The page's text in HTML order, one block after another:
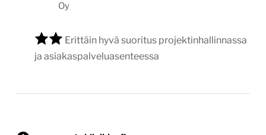
Oy
Erittäin hyvä suoritus projektinhallinnassa
ja asiakaspalveluasenteessa